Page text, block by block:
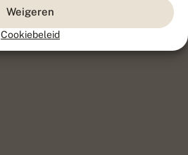
Weigeren
Cookiebeleid